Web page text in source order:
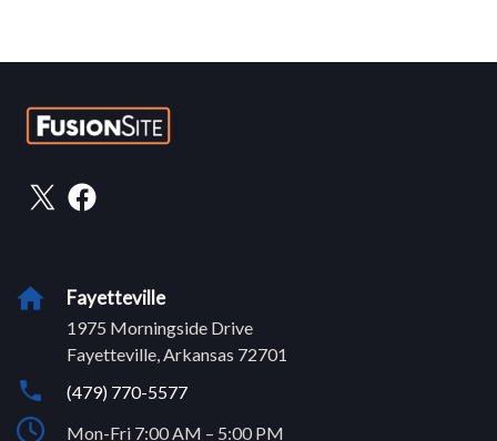
X Facebook
Fayetteville
1975 Morningside Drive
Fayetteville, Arkansas 72701
(479) 770-5577
Mon-Fri 7:00 AM – 5:00 PM